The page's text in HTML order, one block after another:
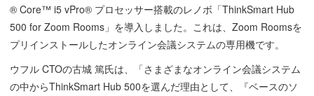
® Core™ i5 vPro® プロセッサー搭載のレノボ「ThinkSmart Hub
500 for Zoom Rooms」を導入しました。これは、Zoom Roomsを
プリインストールしたオンライン会議システムの専用機です。
ウフル CTOの古城 篤氏は、「さまざまなオンライン会議システム
の中からThinkSmart Hub 500を選んだ理由として、『ベースのソ